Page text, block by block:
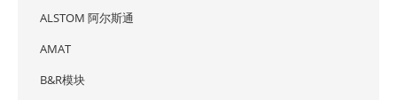
ALSTOM 阿尔斯通
AMAT
B&R模块